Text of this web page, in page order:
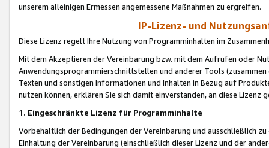
unserem alleinigen Ermessen angemessene Maßnahmen zu ergreifen.
IP-Lizenz- und
Diese Lizenz regelt Ihre Nutzung von Programminhalten im
Mit dem Akzeptieren der Vereinbarung bzw. mit dem Aufrufen oder
Anwendungsprogrammierschnittstellen und anderer Tools (zusammen
Texten und sonstigen Informationen und Inhalten in Bezug auf
nutzen können, erklären Sie sich damit einverstanden, an diese Lizenz
1. Eingeschränkte Lizenz für Programminhalte
Vorbehaltlich der Bedingungen der Vereinbarung und ausschließlich
Einhaltung der Vereinbarung (einschließlich dieser Lizenz und der